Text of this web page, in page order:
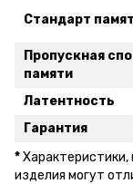
Стандарт
Пропускная
памяти
Латентность
Гарантия
*
изделия могут